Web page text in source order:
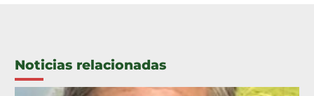
Noticias relacionadas